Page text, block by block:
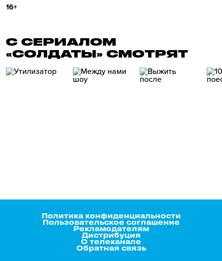
16+
С СЕРИАЛОМ
«СОЛДАТЫ» СМОТРЯТ
Политика конфиденциальности
Пользовательское соглашение
Рекламодателям
Дистрибуция
О телеканале
Обратная связь